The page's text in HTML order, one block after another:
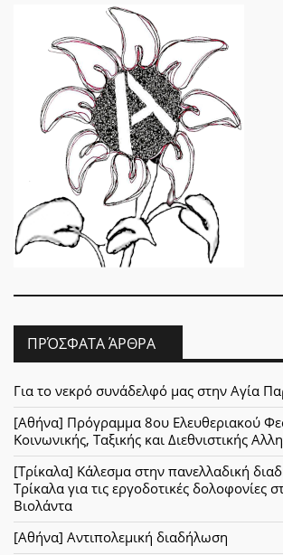
ΠΡΌΣΦΑΤΑ ΆΡΘΡΑ
Για το νεκρό συνάδελφό μας στην Αγία
[Αθήνα] Πρόγραμμα 8ου Ελευθεριακού
Κοινωνικής, Ταξικής και Διεθνιστικής
[Τρίκαλα] Κάλεσμα στην πανελλαδική
Τρίκαλα για τις εργοδοτικές δολοφονίες
Βιολάντα
[Αθήνα] Αντιπολεμική διαδήλωση